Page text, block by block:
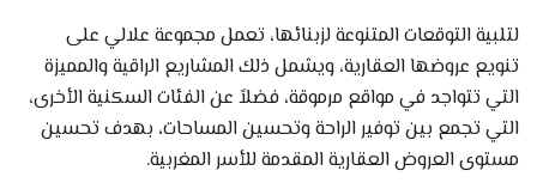
لتلبية التوقعات المتنوعة لزبنائها، تعمل مجموعة علالي على
تنويع عروضها العقارية، ويشمل ذلك المشاريع الراقية والمميزة
التي تتواجد في مواقع مرموقة، فضلاً عن الفئات السكنية الأخرى،
التي تجمع بين توفير الراحة وتحسين المساحات، بهدف تحسين
مستوى العروض العقارية المقدمة للأسر المغربية.